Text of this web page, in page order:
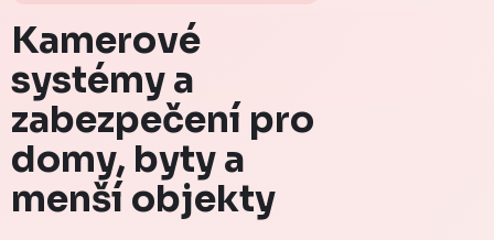
Kamerové
systémy a
zabezpečení pro
domy, byty a
menší objekty